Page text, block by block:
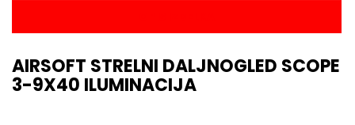
AIRSOFT STRELNI DALJNOGLED SCOPE
3-9X40 ILUMINACIJA